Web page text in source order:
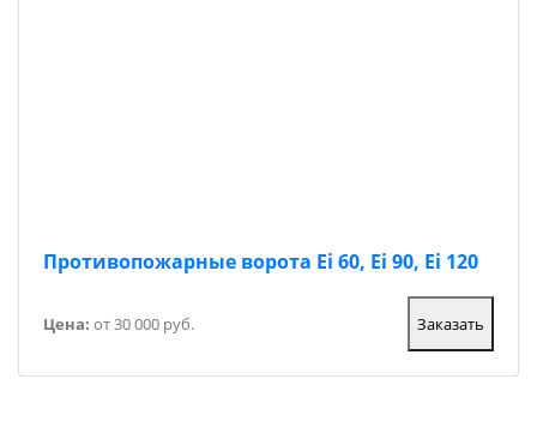
Противопожарные ворота Ei 60, Ei 90, Ei 120
Цена: от 30 000 руб. Заказать